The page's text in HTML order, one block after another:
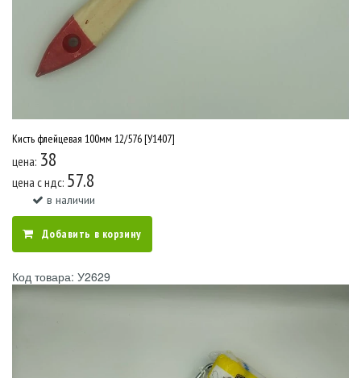
Кисть флейцевая 100мм 12/576 [У1407]
цена: 38
цена c ндс: 57.8
в наличии
Добавить в корзину
Код товара: У2629